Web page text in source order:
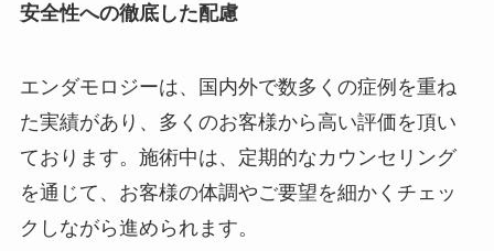
安全性への徹底した配慮
エンダモロジーは、国内外で数多くの症例を重ね
た実績があり、多くのお客様から高い評価を頂い
ております。施術中は、定期的なカウンセリング
を通じて、お客様の体調やご要望を細かくチェッ
クしながら進められます。